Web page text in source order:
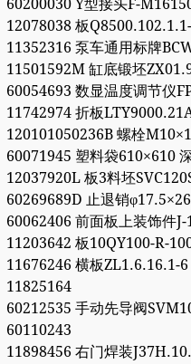
60200030 Y型接头F-
12078038 板
11352316 泵车通用标牌
11501592M 缸底锻坯
60054693 数显温度调节仪
11742974 折板
120101050236B 螺栓
60071945 塑料袋610×610
12037920L 板3料坯
60269689D 止退销
60062406 前面板上装饰件J-
11203642 板10QY100-R-
11676246 横板ZL1.6.16.1-6
11825164
60212535 手动先导阀
60110243
11898456 右门焊装